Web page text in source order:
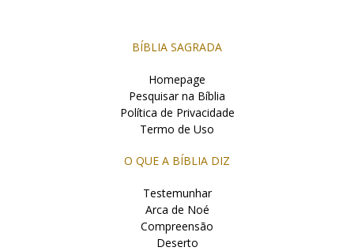
BÍBLIA SAGRADA
Homepage
Pesquisar na Bíblia
Política de Privacidade
Termo de Uso
O QUE A BÍBLIA DIZ
Testemunhar
Arca de Noé
Compreensão
Deserto